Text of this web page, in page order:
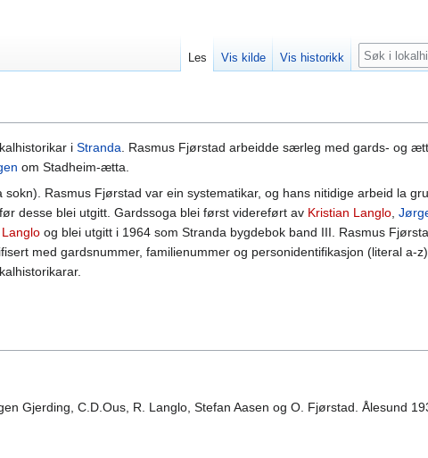
i Stranda. Rasmus Fjørstad arbeidde særleg med gards- og
om Stadheim-ætta.
Rasmus Fjørstad var ein systematikar, og hans nitidige arbeid la
desse blei utgitt. Gardssoga blei først videreført av Kristian Langlo,
og blei utgitt i 1964 som Stranda bygdebok band III. Rasmus
med gardsnummer, familienummer og personidentifikasjon (literal a-
Gjerding, C.D.Ous, R. Langlo, Stefan Aasen og O. Fjørstad. Ålesund
Les Vis kilde Vis historikk Søk